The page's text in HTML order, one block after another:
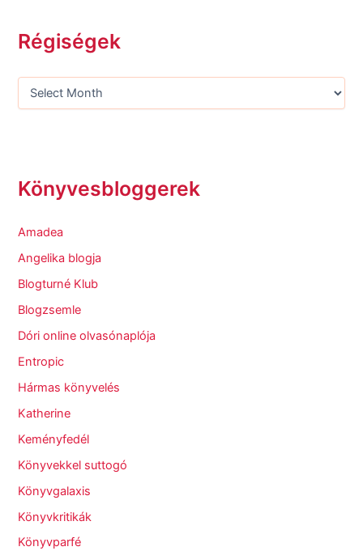
Régiségek
Könyvesbloggerek
Amadea
Angelika blogja
Blogturné Klub
Blogzsemle
Dóri online olvasónaplója
Entropic
Hármas könyvelés
Katherine
Keményfedél
Könyvekkel suttogó
Könyvgalaxis
Könyvkritikák
Könyvparfé